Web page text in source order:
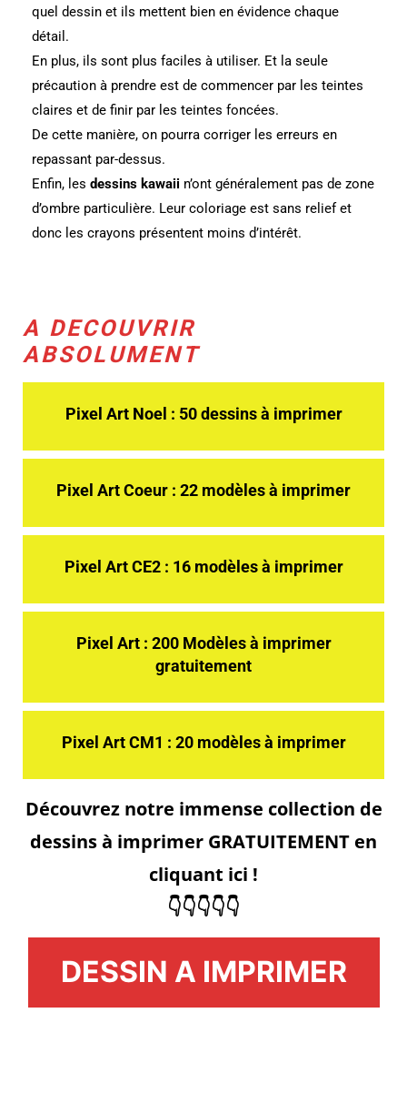
quel dessin et ils mettent bien en évidence chaque
détail.
En plus, ils sont plus faciles à utiliser. Et la seule
précaution à prendre est de commencer par les teintes
claires et de finir par les teintes foncées.
De cette manière, on pourra corriger les erreurs en
repassant par-dessus.
Enfin, les dessins kawaii n’ont généralement pas de zone
d’ombre particulière. Leur coloriage est sans relief et
donc les crayons présentent moins d’intérêt.
A DECOUVRIR
ABSOLUMENT
Pixel Art Noel : 50 dessins à imprimer
Pixel Art Coeur : 22 modèles à imprimer
Pixel Art CE2 : 16 modèles à imprimer
Pixel Art : 200 Modèles à imprimer
gratuitement
Pixel Art CM1 : 20 modèles à imprimer
Découvrez notre immense collection de
dessins à imprimer GRATUITEMENT en
cliquant ici !
👇👇👇👇👇
DESSIN A IMPRIMER